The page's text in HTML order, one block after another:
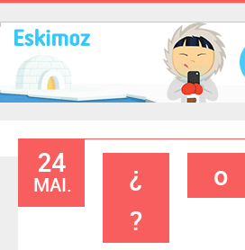
24
MAI. ¿ o
?